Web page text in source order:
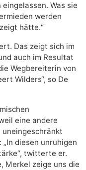
Was sie
werden
hätte.“
Das zeigt sich im
auch im Resultat
Wegbereiterin von
Wilders“, so De
eine andere
uneingeschränkt
diesen unruhigen
twitterte er.
Merkel zeige uns die